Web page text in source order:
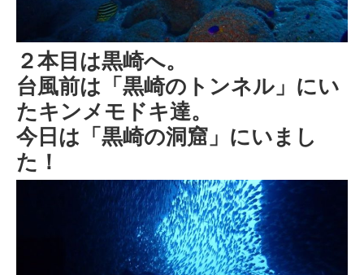
２本目は黒崎へ。
台風前は「黒崎のトンネル」にい
たキンメモドキ達。
今日は「黒崎の洞窟」にいまし
た！